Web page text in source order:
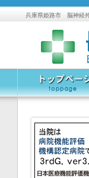
兵庫県姫路市 脳神